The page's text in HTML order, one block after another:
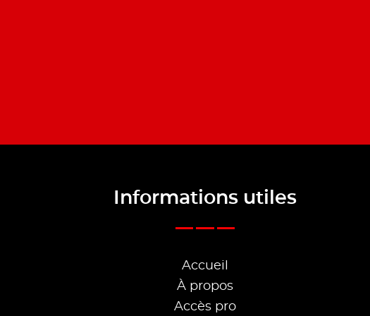
Informations utiles
Accueil
À propos
Accès pro